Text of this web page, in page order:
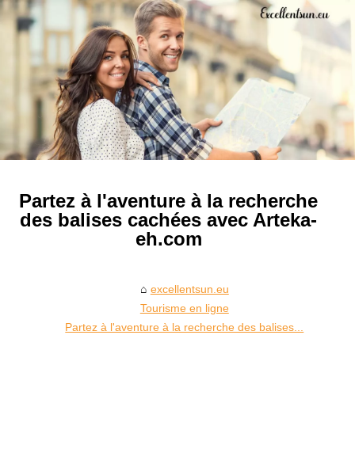
Partez à l'aventure à la recherche
des balises cachées avec Arteka-
eh.com
excellentsun.eu
Tourisme en ligne
Partez à l'aventure à la recherche des balises...